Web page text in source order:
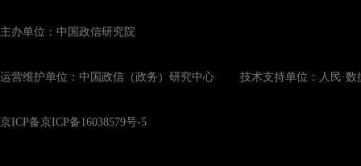
主办单位：中国政信研究院
运营维护单位：中国政信（政务）研究中心 技术支持单位：人民·数
京ICP备京ICP备16038579号-5